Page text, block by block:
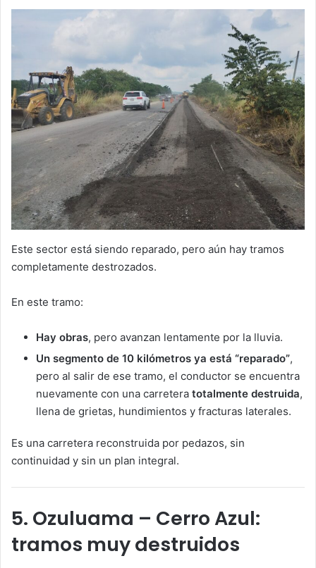
Este sector está siendo reparado, pero aún hay tramos
completamente destrozados.
En este tramo:
Hay obras, pero avanzan lentamente por la lluvia.
Un segmento de 10 kilómetros ya está “reparado”,
pero al salir de ese tramo, el conductor se encuentra
nuevamente con una carretera totalmente destruida,
llena de grietas, hundimientos y fracturas laterales.
Es una carretera reconstruida por pedazos, sin
continuidad y sin un plan integral.
5. Ozuluama – Cerro Azul:
tramos muy destruidos